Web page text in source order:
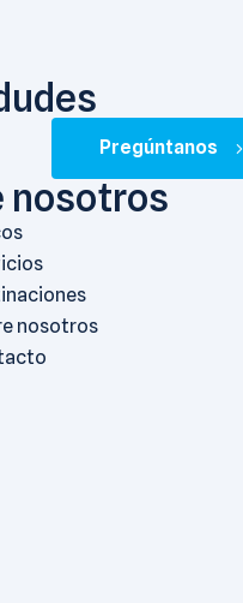
Pregúntanos
nosotros
nosotros